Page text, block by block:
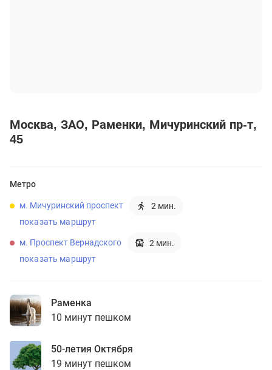
Москва ЗАО Раменки Мичуринский пр-т,
45
Метро
м. Мичуринский проспект
2 мин.
показать маршрут
м. Проспект Вернадского
2 мин.
показать маршрут
Раменка
10 минут пешком
50-летия Октября
19 минут пешком